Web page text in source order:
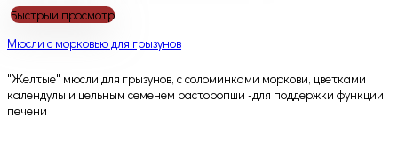
Быстрый просмотр
Мюсли с морковью для грызунов
"Желтые" мюсли для грызунов, с соломинками моркови, цветками
календулы и цельным семенем расторопши -для поддержки функции
печени